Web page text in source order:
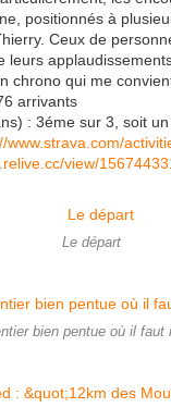
positionnés à
Ceux de
chrono qui me
arrivants
: 3éme sur 3, soit un
www.strava.com/
view/
Le départ
bien pentue où il faut